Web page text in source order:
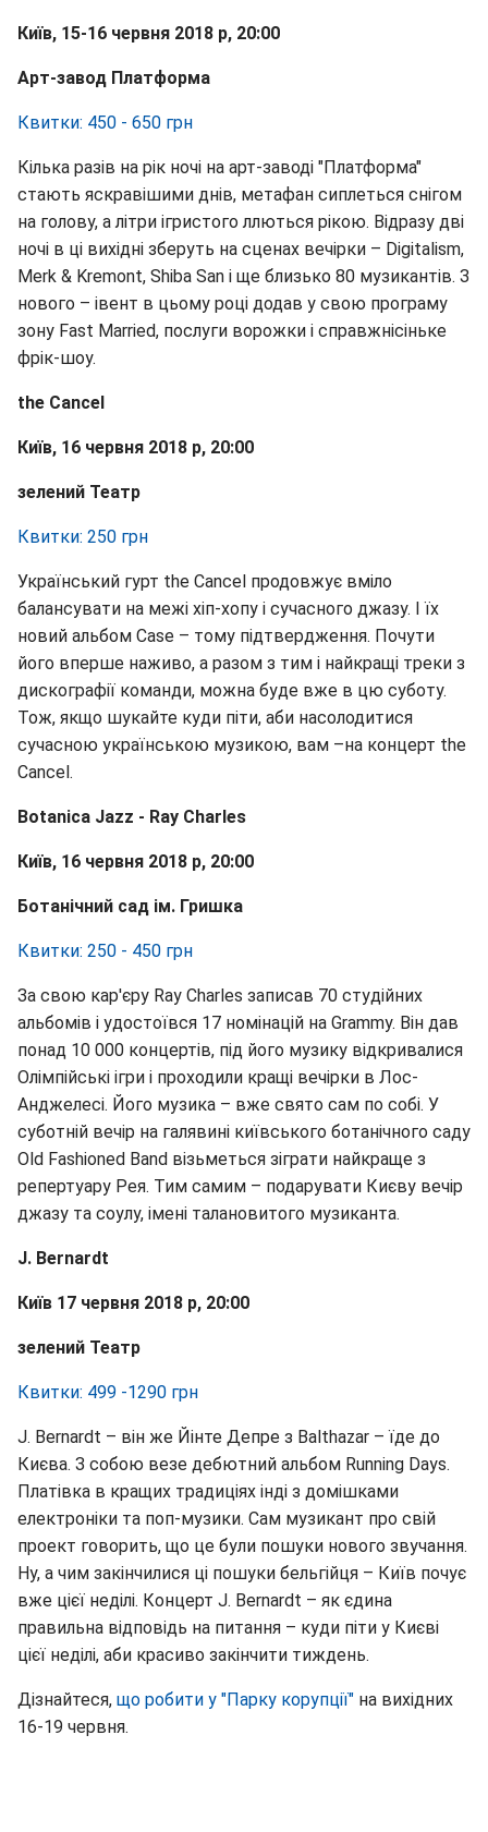
Київ, 15-16 червня 2018 р, 20:00
Арт-завод Платформа
Квитки: 450 - 650 грн
Кілька разів на рік ночі на арт-заводі "Платформа"
стають яскравішими днів, метафан сиплеться снігом
на голову, а літри ігристого ллються рікою. Відразу дві
ночі в ці вихідні зберуть на сценах вечірки – Digitalism,
Merk & Kremont, Shiba San і ще близько 80 музикантів. З
нового – івент в цьому році додав у свою програму
зону Fast Married, послуги ворожки і справжнісіньке
фрік-шоу.
the Cancel
Київ, 16 червня 2018 р, 20:00
зелений Театр
Квитки: 250 грн
Український гурт the Cancel продовжує вміло
балансувати на межі хіп-хопу і сучасного джазу. І їх
новий альбом Case – тому підтвердження. Почути
його вперше наживо, а разом з тим і найкращі треки з
дискографії команди, можна буде вже в цю суботу.
Тож, якщо шукайте куди піти, аби насолодитися
сучасною українською музикою, вам –на концерт the
Cancel.
Botanica Jazz - Ray Charles
Київ, 16 червня 2018 р, 20:00
Ботанічний сад ім. Гришка
Квитки: 250 - 450 грн
За свою кар'єру Ray Charles записав 70 студійних
альбомів і удостоївся 17 номінацій на Grammy. Він дав
понад 10 000 концертів, під його музику відкривалися
Олімпійські ігри і проходили кращі вечірки в Лос-
Анджелесі. Його музика – вже свято сам по собі. У
суботній вечір на галявині київського ботанічного саду
Old Fashioned Band візьметься зіграти найкраще з
репертуару Рея. Тим самим – подарувати Києву вечір
джазу та соулу, імені талановитого музиканта.
J. Bernardt
Київ 17 червня 2018 р, 20:00
зелений Театр
Квитки: 499 -1290 грн
J. Bernardt – він же Йінте Депре з Balthazar – їде до
Києва. З собою везе дебютний альбом Running Days.
Платівка в кращих традиціях інді з домішками
електроніки та поп-музики. Сам музикант про свій
проект говорить, що це були пошуки нового звучання.
Ну, а чим закінчилися ці пошуки бельгійця – Київ почує
вже цієї неділі. Концерт J. Bernardt – як єдина
правильна відповідь на питання – куди піти у Києві
цієї неділі, аби красиво закінчити тиждень.
Дізнайтеся, що робити у "Парку корупції" на вихідних
16-19 червня.